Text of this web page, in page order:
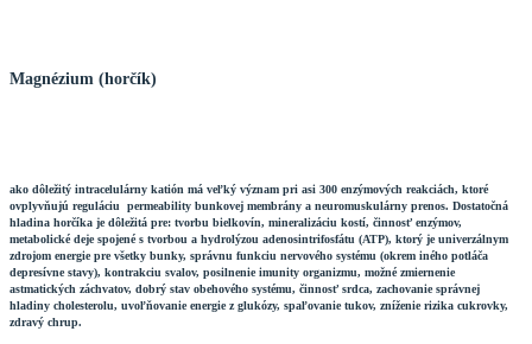
Magnézium (horčík)
ako dôležitý intracelulárny katión má veľký význam pri asi 300 enzýmových reakciách, ktoré
ovplyvňujú reguláciu permeability bunkovej membrány a neuromuskulárny prenos. Dostatočná
hladina horčíka je dôležitá pre: tvorbu bielkovín, mineralizáciu kostí, činnosť enzýmov,
metabolické deje spojené s tvorbou a hydrolýzou adenosintrifosfátu (ATP), ktorý je univerzálnym
zdrojom energie pre všetky bunky, správnu funkciu nervového systému (okrem iného potláča
depresívne stavy), kontrakciu svalov, posilnenie imunity organizmu, možné zmiernenie
astmatických záchvatov, dobrý stav obehového systému, činnosť srdca, zachovanie správnej
hladiny cholesterolu, uvoľňovanie energie z glukózy, spaľovanie tukov, zníženie rizika cukrovky,
zdravý chrup.